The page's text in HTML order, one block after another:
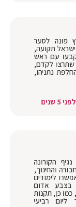
פונה לסער
ישראל תקועה,
עם ראש
שתרצו לקדם,
נתניהו,
לפני 5 שנים
הקורונה
והחינוך,
לימודים
בצבע אדום
כן, תקנות
ליום רביעי